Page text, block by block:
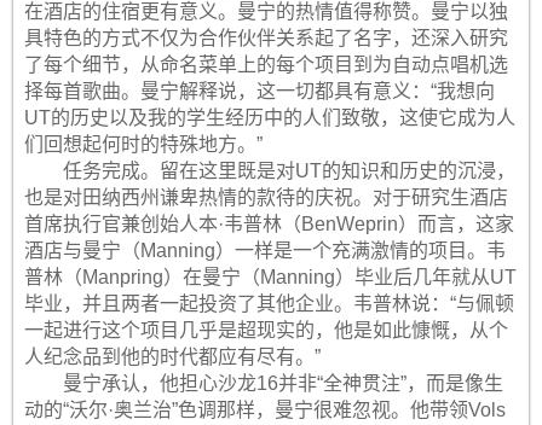
在酒店的住宿更有意义。曼宁的热情值得称赞。曼宁以独
具特色的方式不仅为合作伙伴关系起了名字，还深入研究
了每个细节，从命名菜单上的每个项目到为自动点唱机选
择每首歌曲。曼宁解释说，这一切都具有意义：“我想向
UT的历史以及我的学生经历中的人们致敬，这使它成为人
们回想起何时的特殊地方。”
任务完成。留在这里既是对UT的知识和历史的沉浸，
也是对田纳西州谦卑热情的款待的庆祝。对于研究生酒店
首席执行官兼创始人本·韦普林（BenWeprin）而言，这家
酒店与曼宁（Manning）一样是一个充满激情的项目。韦
普林（Manpring）在曼宁（Manning）毕业后几年就从UT
毕业，并且两者一起投资了其他企业。韦普林说：“与佩顿
一起进行这个项目几乎是超现实的，他是如此慷慨，从个
人纪念品到他的时代都应有尽有。”
曼宁承认，他担心沙龙16并非“全神贯注”，而是像生
动的“沃尔·奥兰治”色调那样，曼宁很难忽视。他带领Vols